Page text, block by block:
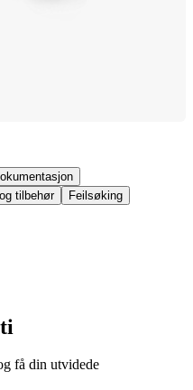
tilbehør Feilsøking
få din utvidede